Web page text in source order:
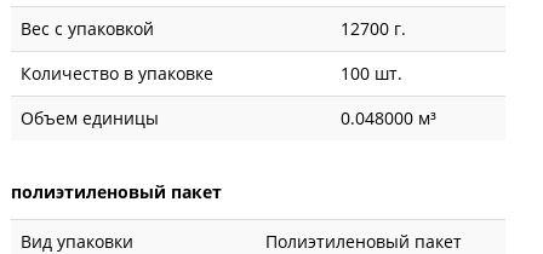
Вес с упаковкой
12700 г.
Количество в упаковке
100 шт.
Объем единицы
0.048000 м³
полиэтиленовый пакет
Вид упаковки
Полиэтиленовый пакет